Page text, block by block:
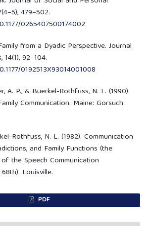
479–502.
0265407500174002
from a Dyadic Perspective. Journal
92–104.
0192513X93014001008
A. P., & Buerkel-Rothfuss, N. L. (1990).
Communication. Maine: Gorsuch
Rothfuss, N. L. (1982). Communication
and Family Functions (the
the Speech Communication
Louisville.
PDF